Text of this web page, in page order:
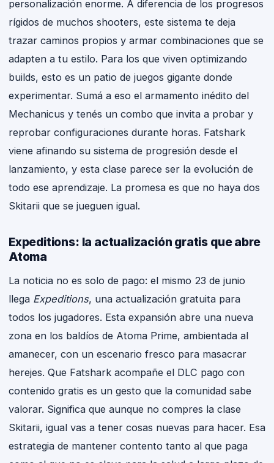
personalización enorme. A diferencia de los progresos
rígidos de muchos shooters, este sistema te deja
trazar caminos propios y armar combinaciones que se
adapten a tu estilo. Para los que viven optimizando
builds, esto es un patio de juegos gigante donde
experimentar. Sumá a eso el armamento inédito del
Mechanicus y tenés un combo que invita a probar y
reprobar configuraciones durante horas. Fatshark
viene afinando su sistema de progresión desde el
lanzamiento, y esta clase parece ser la evolución de
todo ese aprendizaje. La promesa es que no haya dos
Skitarii que se jueguen igual.
Expeditions: la actualización gratis que abre
Atoma
La noticia no es solo de pago: el mismo 23 de junio
llega Expeditions, una actualización gratuita para
todos los jugadores. Esta expansión abre una nueva
zona en los baldíos de Atoma Prime, ambientada al
amanecer, con un escenario fresco para masacrar
herejes. Que Fatshark acompañe el DLC pago con
contenido gratis es un gesto que la comunidad sabe
valorar. Significa que aunque no compres la clase
Skitarii, igual vas a tener cosas nuevas para hacer. Esa
estrategia de mantener contento tanto al que paga